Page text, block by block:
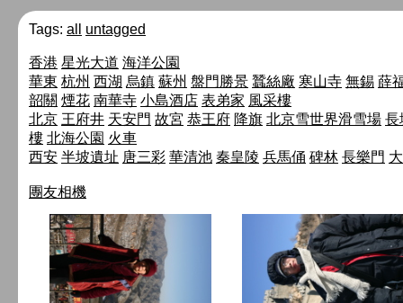
Tags: all untagged
香港 星光大道 海洋公園
華東 杭州 西湖 烏鎮 蘇州 盤門勝景 蠶絲廠 寒山寺 無錫 薛
韶關 煙花 南華寺 小島酒店 表弟家 風采樓
北京 王府井 天安門 故宮 恭王府 降旗 北京雪世界滑雪場 長
樓 北海公園 火車
西安 半坡遺址 唐三彩 華清池 秦皇陵 兵馬俑 碑林 長樂門
團友相機